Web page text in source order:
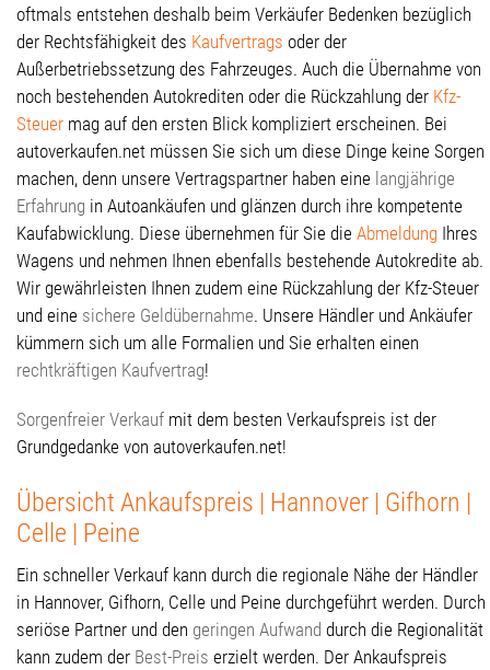
oftmals entstehen deshalb beim Verkäufer Bedenken bezüglich
der Rechtsfähigkeit des Kaufvertrags oder der
Außerbetriebssetzung des Fahrzeuges. Auch die Übernahme von
noch bestehenden Autokrediten oder die Rückzahlung der Kfz-
Steuer mag auf den ersten Blick kompliziert erscheinen. Bei
autoverkaufen.net müssen Sie sich um diese Dinge keine Sorgen
machen, denn unsere Vertragspartner haben eine langjährige
Erfahrung in Autoankäufen und glänzen durch ihre kompetente
Kaufabwicklung. Diese übernehmen für Sie die Abmeldung Ihres
Wagens und nehmen Ihnen ebenfalls bestehende Autokredite ab.
Wir gewährleisten Ihnen zudem eine Rückzahlung der Kfz-Steuer
und eine sichere Geldübernahme. Unsere Händler und Ankäufer
kümmern sich um alle Formalien und Sie erhalten einen
rechtkräftigen Kaufvertrag!
Sorgenfreier Verkauf mit dem besten Verkaufspreis ist der
Grundgedanke von autoverkaufen.net!
Übersicht Ankaufspreis | Hannover | Gifhorn |
Celle | Peine
Ein schneller Verkauf kann durch die regionale Nähe der Händler
in Hannover, Gifhorn, Celle und Peine durchgeführt werden. Durch
seriöse Partner und den geringen Aufwand durch die Regionalität
kann zudem der Best-Preis erzielt werden. Der Ankaufspreis